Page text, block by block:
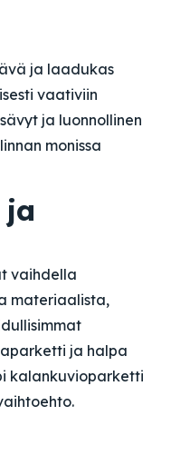
ja laadukas
vaativiin
ja luonnollinen
monissa
ja
vaihdella
materiaalista,
ja halpa
kalankuvioparketti